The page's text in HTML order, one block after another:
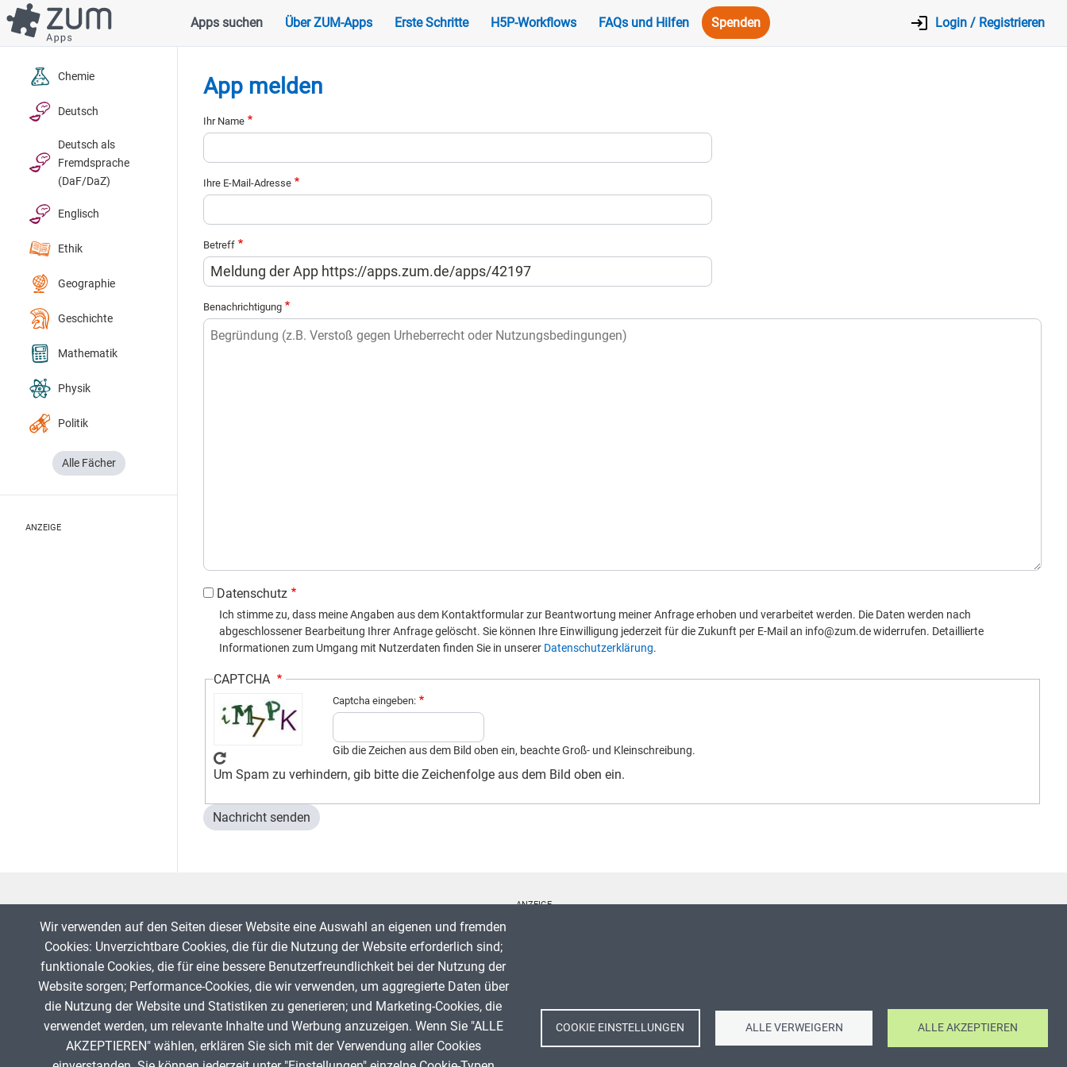
Direkt
zum
Inhalt
Hauptnavigation
Apps suchen Über ZUM-Apps Erste Schritte H5P-Workflows FAQs und Hilfen Spenden Login / Registrieren
Chemie
Deutsch
Deutsch als
Fremdsprache
(DaF/DaZ)
Englisch
Ethik
Geographie
Geschichte
Mathematik
Physik
Politik
Alle Fächer
ANZEIGE
App melden
Ihr Name
Ihre E-Mail-Adresse
Betreff
Benachrichtigung
Datenschutz
Ich stimme zu, dass meine Angaben aus dem Kontaktformular zur Beantwortung meiner Anfrage erhoben und verarbeitet werden. Die Daten werden nach
abgeschlossener Bearbeitung Ihrer Anfrage gelöscht. Sie können Ihre Einwilligung jederzeit für die Zukunft per E-Mail an info@zum.de widerrufen. Detaillierte
Informationen zum Umgang mit Nutzerdaten finden Sie in unserer Datenschutzerklärung.
CAPTCHA
Captcha eingeben:
Gib die Zeichen aus dem Bild oben ein, beachte Groß- und Kleinschreibung.
Um Spam zu verhindern, gib bitte die Zeichenfolge aus dem Bild oben ein.
ANZEIGE
Fußzeile
Impressum
Datenschutz
Wir verwenden auf den Seiten dieser Website eine Auswahl an eigenen und fremden
Cookies: Unverzichtbare Cookies, die für die Nutzung der Website erforderlich sind;
funktionale Cookies, die für eine bessere Benutzerfreundlichkeit bei der Nutzung der
Website sorgen; Performance-Cookies, die wir verwenden, um aggregierte Daten über
die Nutzung der Website und Statistiken zu generieren; und Marketing-Cookies, die
verwendet werden, um relevante Inhalte und Werbung anzuzeigen. Wenn Sie "ALLE
AKZEPTIEREN" wählen, erklären Sie sich mit der Verwendung aller Cookies
COOKIE EINSTELLUNGEN ALLE VERWEIGERN ALLE AKZEPTIEREN